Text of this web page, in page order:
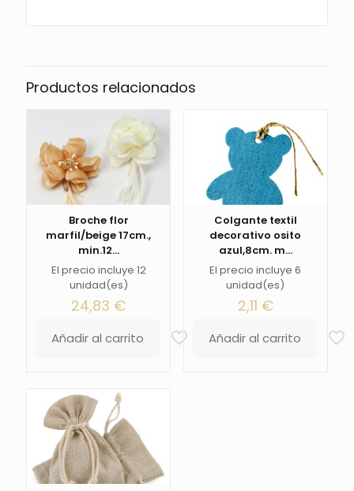
Productos relacionados
Broche flor
marfil/beige 17cm.,
min.12...
El precio incluye 12
unidad(es)
24,83 €
Añadir al carrito
Colgante textil
decorativo osito
azul,8cm. m...
El precio incluye 6
unidad(es)
2,11 €
Añadir al carrito